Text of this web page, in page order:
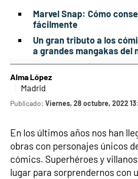
Marvel Snap: Cómo
fácilmente
Un gran tributo a los
a grandes mangakas del
Alma López
Madrid
Publicado: Viernes, 28 octubre, 2022
En los últimos años nos han
obras con personajes únicos
cómics. Superhéroes y
lugar para sorprendernos con